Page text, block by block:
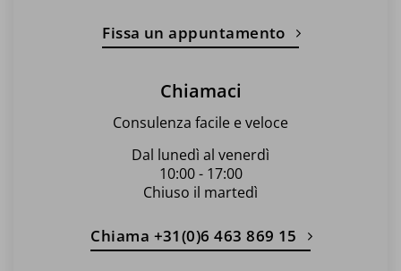
Fissa un appuntamento
Chiamaci
Consulenza facile e veloce
Dal lunedì al venerdì
10:00 - 17:00
Chiuso il martedì
Chiama +31(0)6 463 869 15